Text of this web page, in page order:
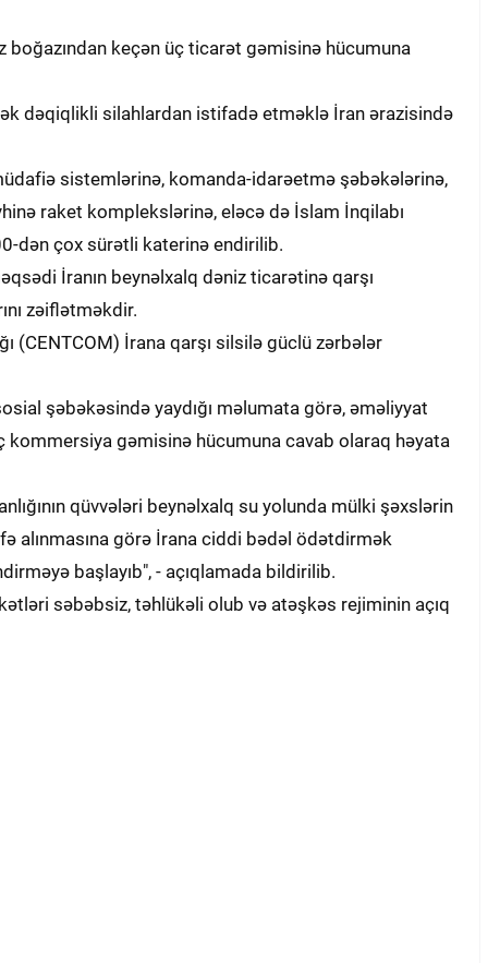
boğazından keçən üç ticarət gəmisinə hücumuna
dəqiqlikli silahlardan istifadə etməklə İran ərazisində
sistemlərinə, komanda-idarəetmə şəbəkələrinə,
raket komplekslərinə, eləcə də İslam İnqilabı
dən çox sürətli katerinə endirilib.
İranın beynəlxalq dəniz ticarətinə qarşı
zəiflətməkdir.
(CENTCOM) İrana qarşı silsilə güclü zərbələr
şəbəkəsində yaydığı məlumata görə, əməliyyat
kommersiya gəmisinə hücumuna cavab olaraq həyata
qüvvələri beynəlxalq su yolunda mülki şəxslərin
alınmasına görə İrana ciddi bədəl ödətdirmək
başlayıb", - açıqlamada bildirilib.
səbəbsiz, təhlükəli olub və atəşkəs rejiminin açıq